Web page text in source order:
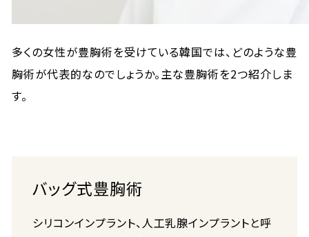
多くの女性が豊胸術を受けている韓国では、どのような豊
胸術が代表的なのでしょうか。主な豊胸術を2つ紹介しま
す。
バッグ式豊胸術
シリコンインプラント、人工乳腺インプラントと呼